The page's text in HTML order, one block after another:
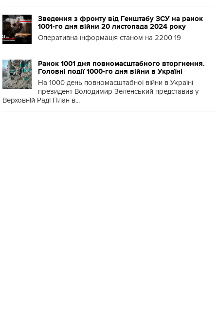
Зведення з фронту від Генштабу ЗСУ на ранок
1001-го дня війни 20 листопада 2024 року
Оперативна інформація станом на 2200 19
Ранок 1001 дня повномасштабного вторгнення.
Головні події 1000-го дня війни в Україні
На 1000 день повномасштабної війни в Україні
президент Володимир Зеленський представив у
Верховній Раді План в...